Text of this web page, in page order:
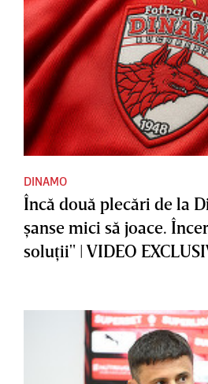
DINAMO
Încă două plecări de la
şanse mici să joace.
soluţii" | VIDEO